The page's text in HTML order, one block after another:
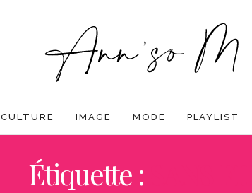
CULTURE IMAGE MODE PLAYLIST
Étiquette :